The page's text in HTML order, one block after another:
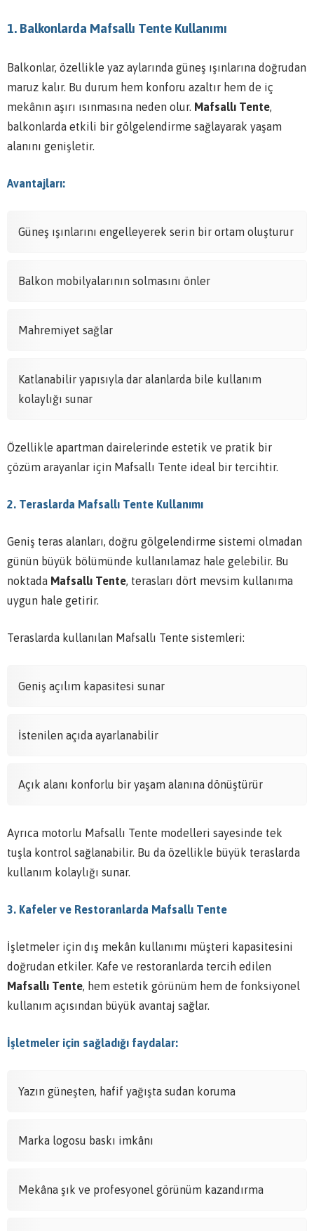
1. Balkonlarda Mafsallı Tente Kullanımı
Balkonlar, özellikle yaz aylarında güneş ışınlarına doğrudan
maruz kalır. Bu durum hem konforu azaltır hem de iç
mekânın aşırı ısınmasına neden olur. Mafsallı Tente,
balkonlarda etkili bir gölgelendirme sağlayarak yaşam
alanını genişletir.
Avantajları:
Güneş ışınlarını engelleyerek serin bir ortam oluşturur
Balkon mobilyalarının solmasını önler
Mahremiyet sağlar
Katlanabilir yapısıyla dar alanlarda bile kullanım
kolaylığı sunar
Özellikle apartman dairelerinde estetik ve pratik bir
çözüm arayanlar için Mafsallı Tente ideal bir tercihtir.
2. Teraslarda Mafsallı Tente Kullanımı
Geniş teras alanları, doğru gölgelendirme sistemi olmadan
günün büyük bölümünde kullanılamaz hale gelebilir. Bu
noktada Mafsallı Tente, terasları dört mevsim kullanıma
uygun hale getirir.
Teraslarda kullanılan Mafsallı Tente sistemleri:
Geniş açılım kapasitesi sunar
İstenilen açıda ayarlanabilir
Açık alanı konforlu bir yaşam alanına dönüştürür
Ayrıca motorlu Mafsallı Tente modelleri sayesinde tek
tuşla kontrol sağlanabilir. Bu da özellikle büyük teraslarda
kullanım kolaylığı sunar.
3. Kafeler ve Restoranlarda Mafsallı Tente
İşletmeler için dış mekân kullanımı müşteri kapasitesini
doğrudan etkiler. Kafe ve restoranlarda tercih edilen
Mafsallı Tente, hem estetik görünüm hem de fonksiyonel
kullanım açısından büyük avantaj sağlar.
İşletmeler için sağladığı faydalar:
Yazın güneşten, hafif yağışta sudan koruma
Marka logosu baskı imkânı
Mekâna şık ve profesyonel görünüm kazandırma